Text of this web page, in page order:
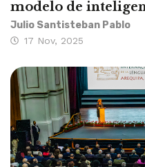
modelo de
Julio Santisteban Pablo
17 Nov, 2025